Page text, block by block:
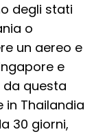
degli stati
o
un aereo e
e
questa
Thailandia
30 giorni,